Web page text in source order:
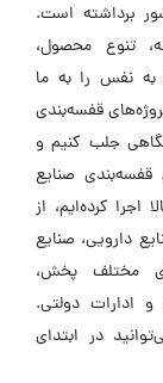
برداشته است.
تنوع محصول،
به نفس را به ما
قفسه‌بندی
جلب کنیم و
قفسه‌بندی صنایع
کرده‌ایم، از
دارویی، صنایع
مختلف پخش،
و ادارات دولتی.
در ابتدای